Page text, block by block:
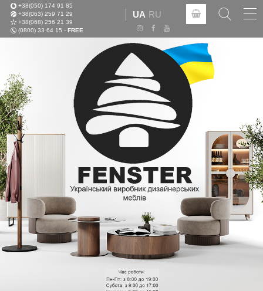
+38(050) 174 91 85
+38(063) 259 71 29
+38(068) 256 21 39
(0800) 33 64 15 - FREE
UA RU